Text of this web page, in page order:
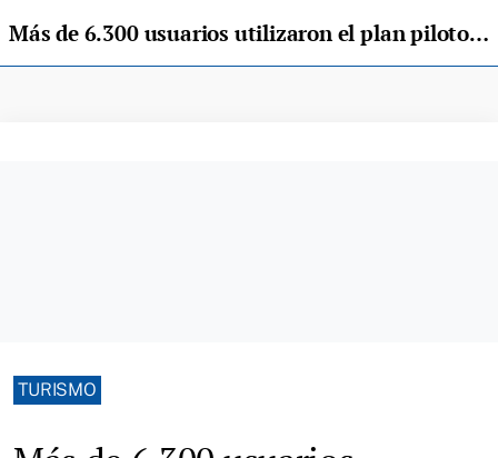
Más de 6.300 usuarios utilizaron el plan piloto de transporte de los Lagos en el puente
TURISMO